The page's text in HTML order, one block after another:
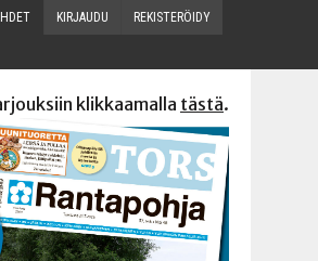
KIR­JAU­DU REKIS­TE­RÖI­DY
klikkaamalla tästä.